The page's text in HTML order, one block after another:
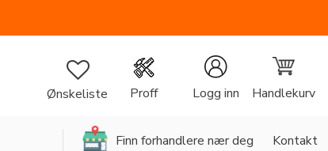
Ønskeliste Proff Logg inn Handlekurv
Finn forhandlere nær deg Kontakt